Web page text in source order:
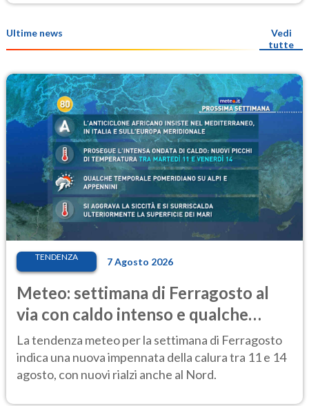
Ultime news
Vedi
tutte
TENDENZA 7 Agosto 2026
Meteo: settimana di Ferragosto al
via con caldo intenso e qualche
temporale
La tendenza meteo per la settimana di Ferragosto
indica una nuova impennata della calura tra 11 e 14
agosto, con nuovi rialzi anche al Nord.